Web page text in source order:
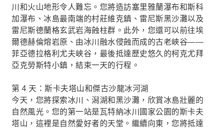
川和火山地形令人難忘。您將造訪塞里雅蘭瀑布和斯科
加瀑布、冰島最南端的村莊維克鎮、雷尼斯黑沙灘以及
雷尼斯德蘭格玄武岩海蝕柱群。此外，您還可以前往埃
爾德赫倫熔岩原、由冰川融水侵蝕而成的古老峽谷——
菲亞德拉格利尤夫峽谷，最後抵達歷史悠久的柯克尤拜
亞克勞斯特小鎮，結束一天的行程。
第 4 天：斯卡夫塔山和傑古沙龍冰河湖
今天，您將探索冰川、潟湖和黑沙灘，欣賞冰島壯麗的
自然風光。您的第一站是瓦特納冰川國家公園的斯卡夫
塔山，這裡是自然愛好者的天堂。繼續向東，您將抵達